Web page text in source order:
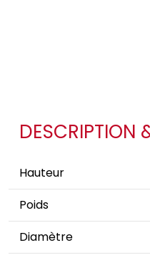
DESCRIPTION
Hauteur
Poids
Diamètre